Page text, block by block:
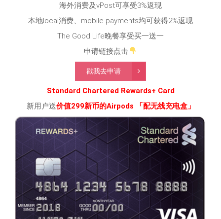
海外消费及vPost可享受3%返现
本地local消费、mobile payments均可获得2%返现
The Good Life晚餐享受买一送一
申请链接点击
戳我去申请
Standard Chartered Rewards+ Card
新用户送价值299新币的Airpods 「配无线充电盒」